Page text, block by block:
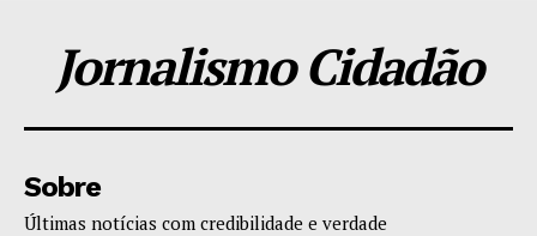
Jornalismo Cidadão
Sobre
Últimas notícias com credibilidade e verdade